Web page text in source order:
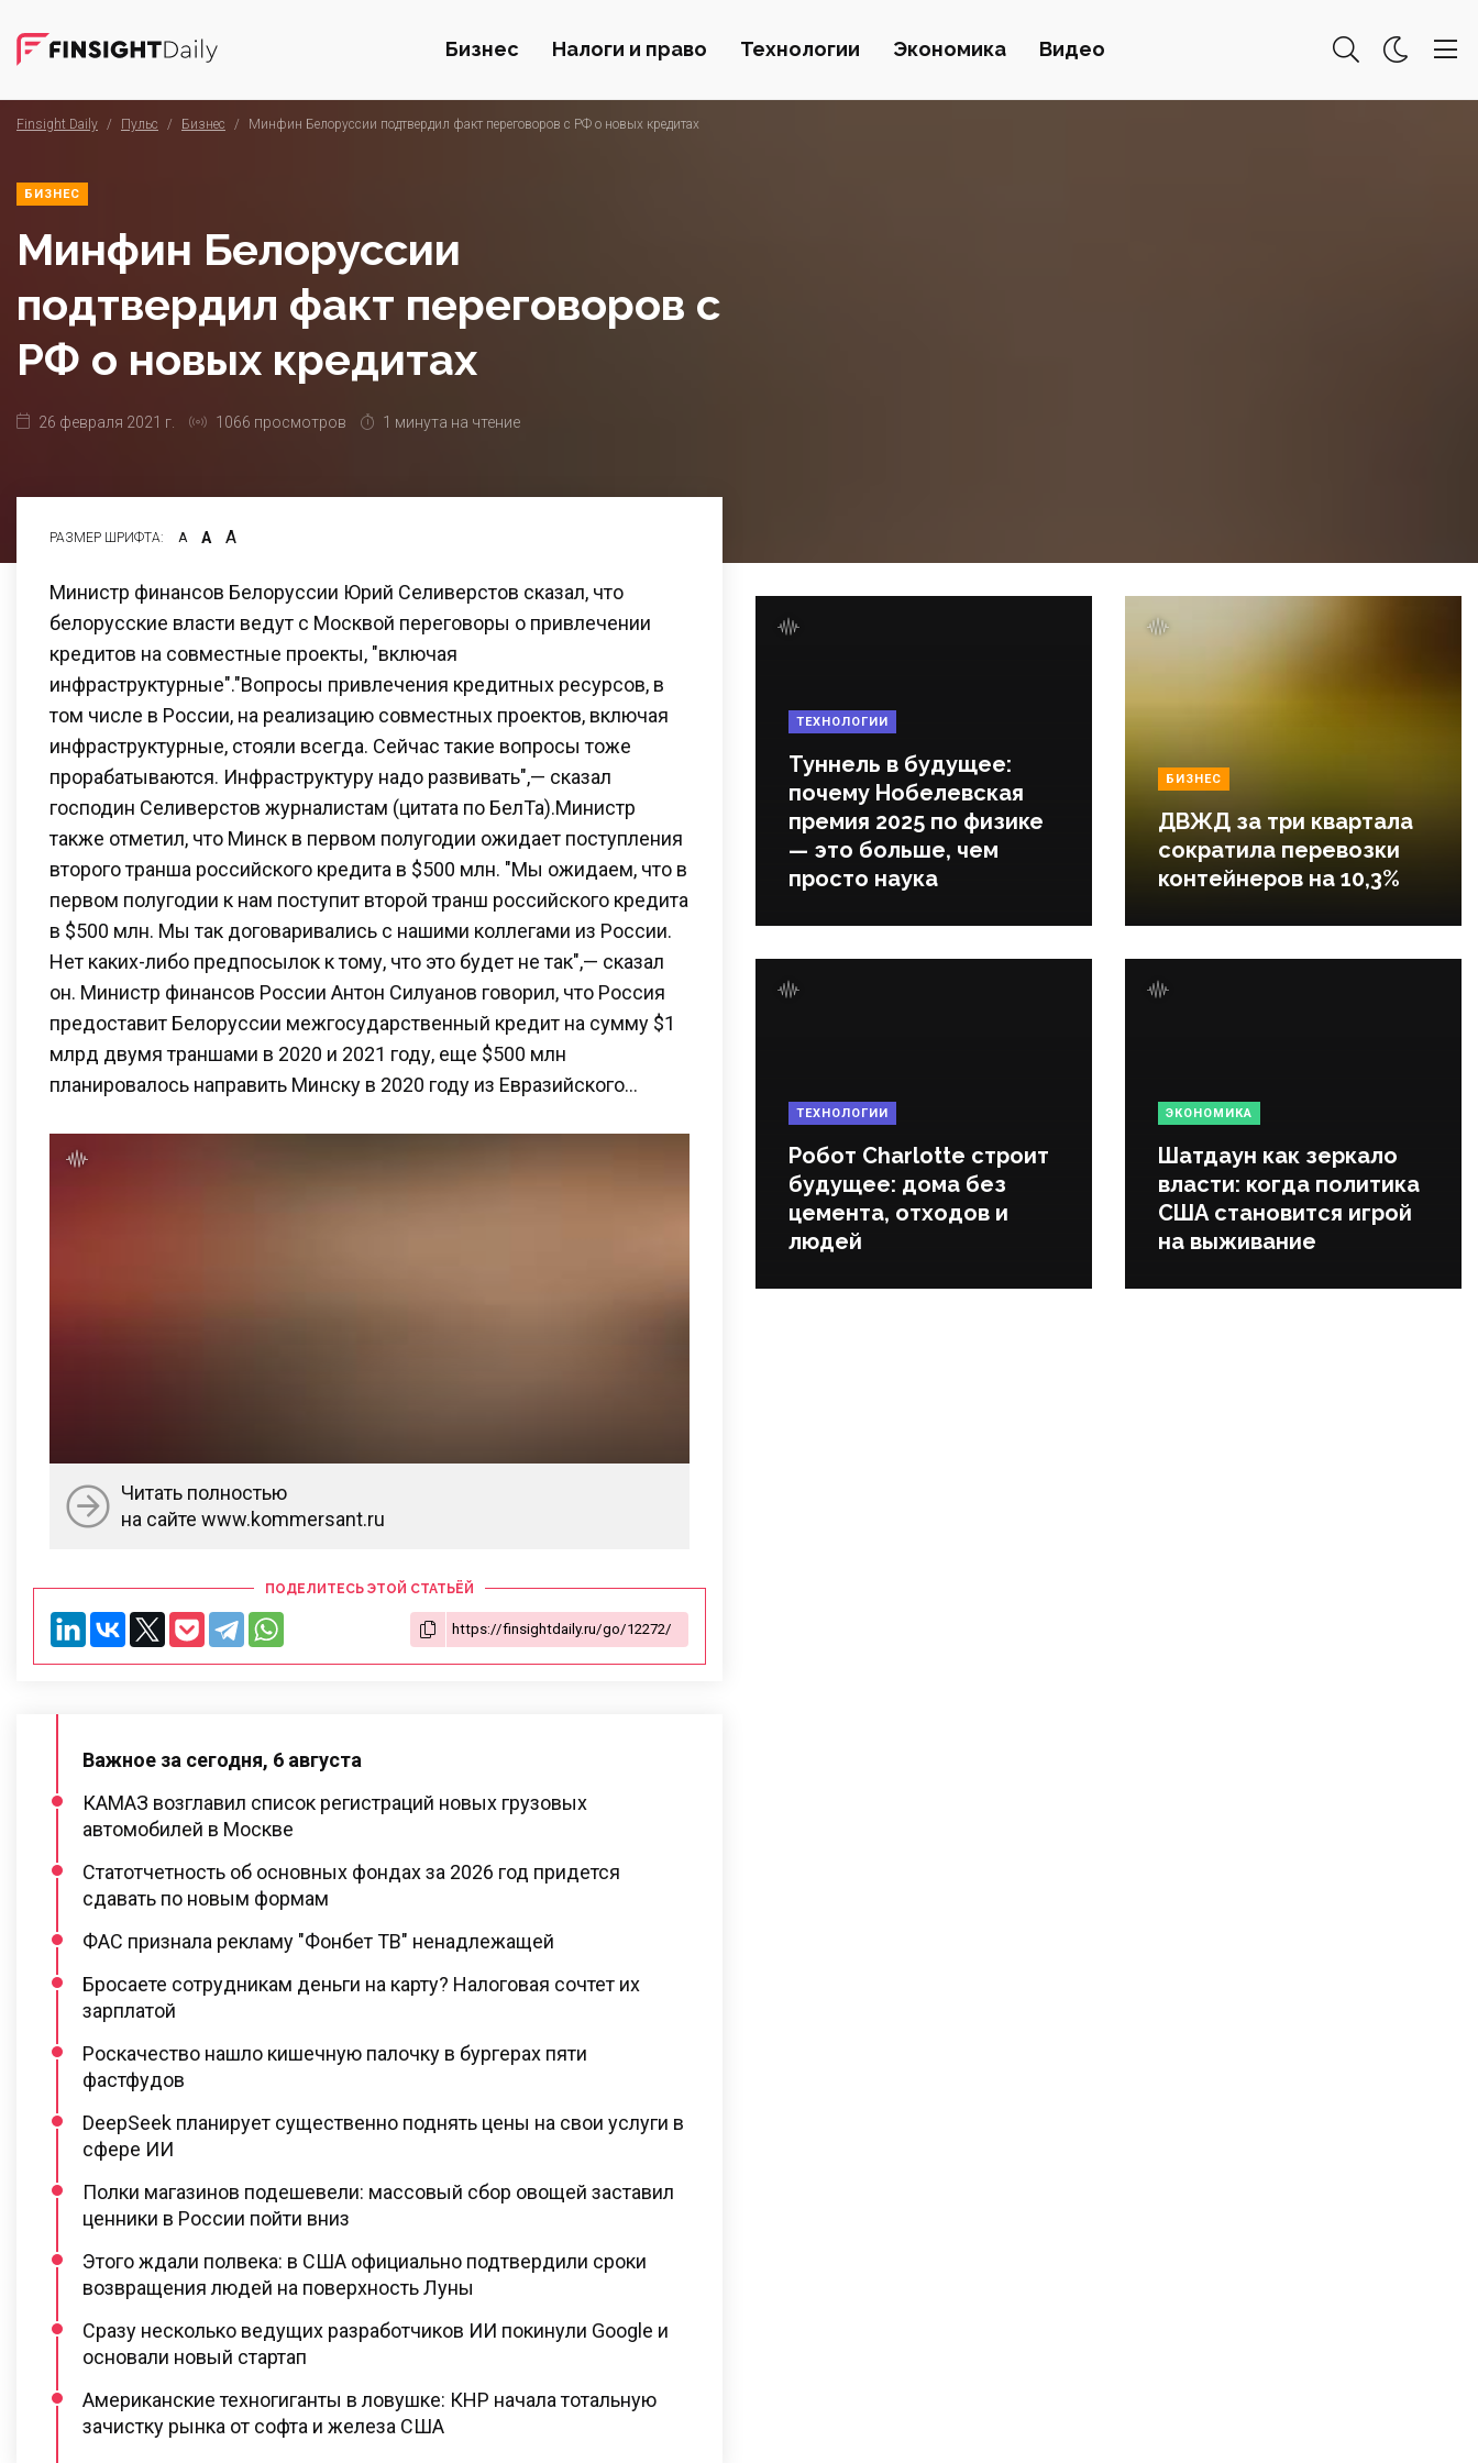
Бизнес Налоги и право Технологии Экономика Видео
Finsight Daily / Пульс / Бизнес / Минфин Белоруссии подтвердил факт переговоров с РФ о новых кредитах
БИЗНЕС
Минфин Белоруссии
подтвердил факт переговоров с
РФ о новых кредитах
26 февраля 2021 г. 1066 просмотров 1 минута на чтение
РАЗМЕР ШРИФТА: А А А
Министр финансов Белоруссии Юрий Селиверстов сказал, что
белорусские власти ведут с Москвой переговоры о привлечении
кредитов на совместные проекты, "включая
инфраструктурные"."Вопросы привлечения кредитных ресурсов, в
том числе в России, на реализацию совместных проектов, включая
инфраструктурные, стояли всегда. Сейчас такие вопросы тоже
прорабатываются. Инфраструктуру надо развивать",— сказал
господин Селиверстов журналистам (цитата по БелТа).Министр
также отметил, что Минск в первом полугодии ожидает поступления
второго транша российского кредита в $500 млн. "Мы ожидаем, что в
первом полугодии к нам поступит второй транш российского кредита
в $500 млн. Мы так договаривались с нашими коллегами из России.
Нет каких-либо предпосылок к тому, что это будет не так",— сказал
он. Министр финансов России Антон Силуанов говорил, что Россия
предоставит Белоруссии межгосударственный кредит на сумму $1
млрд двумя траншами в 2020 и 2021 году, еще $500 млн
планировалось направить Минску в 2020 году из Евразийского…
Читать полностью
на сайте www.kommersant.ru
ПОДЕЛИТЕСЬ ЭТОЙ СТАТЬЁЙ
Важное за сегодня, 6 августа
КАМАЗ возглавил список регистраций новых грузовых
автомобилей в Москве
Статотчетность об основных фондах за 2026 год придется
сдавать по новым формам
ФАС признала рекламу "Фонбет ТВ" ненадлежащей
Бросаете сотрудникам деньги на карту? Налоговая сочтет их
зарплатой
Роскачество нашло кишечную палочку в бургерах пяти
фастфудов
DeepSeek планирует существенно поднять цены на свои услуги в
сфере ИИ
Полки магазинов подешевели: массовый сбор овощей заставил
ценники в России пойти вниз
Этого ждали полвека: в США официально подтвердили сроки
возвращения людей на поверхность Луны
Сразу несколько ведущих разработчиков ИИ покинули Google и
основали новый стартап
Американские техногиганты в ловушке: КНР начала тотальную
зачистку рынка от софта и железа США
ТЕХНОЛОГИИ
Туннель в будущее:
почему Нобелевская
премия 2025 по физике
— это больше, чем
просто наука
БИЗНЕС
ДВЖД за три квартала
сократила перевозки
контейнеров на 10,3%
ТЕХНОЛОГИИ
Робот Charlotte строит
будущее: дома без
цемента, отходов и
людей
ЭКОНОМИКА
Шатдаун как зеркало
власти: когда политика
США становится игрой
на выживание